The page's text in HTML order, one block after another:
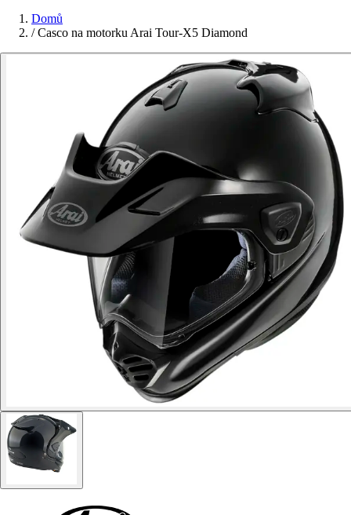
Domů
/ Casco na motorku Arai Tour-X5 Diamond